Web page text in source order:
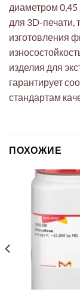
диаметром
для 3D-печати,
изготовления
изделия для
гарантирует
стандартам
ПОХОЖИЕ